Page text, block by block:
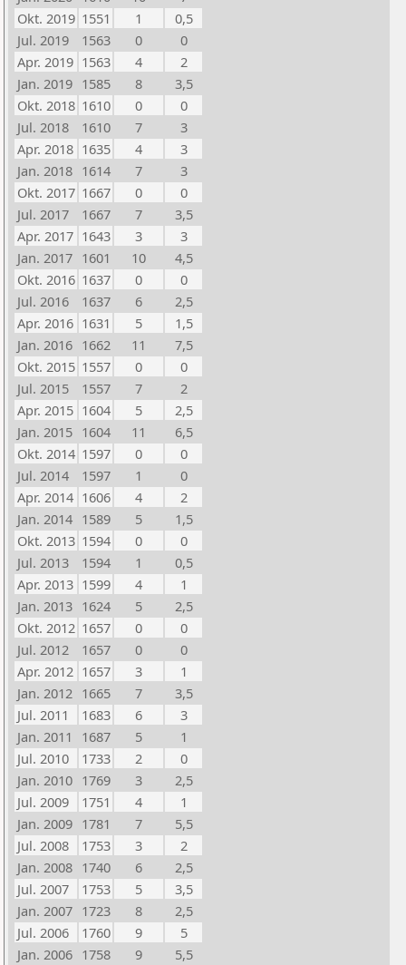
Okt. 2019 1551 1
0,5
Jul. 2019
1563 0
0
Apr. 2019 1563 4
2
Jan. 2019 1585 8
3,5
Okt. 2018 1610 0
0
Jul. 2018
1610 7
3
Apr. 2018 1635 4
3
Jan. 2018 1614 7
3
Okt. 2017 1667 0
0
Jul. 2017
1667 7
3,5
Apr. 2017 1643 3
3
Jan. 2017 1601 10
4,5
Okt. 2016 1637 0
0
Jul. 2016
1637 6
2,5
Apr. 2016 1631 5
1,5
Jan. 2016 1662 11
7,5
Okt. 2015 1557 0
0
Jul. 2015
1557 7
2
Apr. 2015 1604 5
2,5
Jan. 2015 1604 11
6,5
Okt. 2014 1597 0
0
Jul. 2014
1597 1
0
Apr. 2014 1606 4
2
Jan. 2014 1589 5
1,5
Okt. 2013 1594 0
0
Jul. 2013
1594 1
0,5
Apr. 2013 1599 4
1
Jan. 2013 1624 5
2,5
Okt. 2012 1657 0
0
Jul. 2012
1657 0
0
Apr. 2012 1657 3
1
Jan. 2012 1665 7
3,5
Jul. 2011
1683 6
3
Jan. 2011
1687 5
1
Jul. 2010
1733 2
0
Jan. 2010 1769 3
2,5
Jul. 2009
1751 4
1
Jan. 2009 1781 7
5,5
Jul. 2008
1753 3
2
Jan. 2008 1740 6
2,5
Jul. 2007
1753 5
3,5
Jan. 2007 1723 8
2,5
Jul. 2006
1760 9
5
Jan. 2006 1758 9
5,5